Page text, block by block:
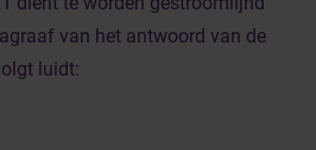
van het antwoord van de
luidt: